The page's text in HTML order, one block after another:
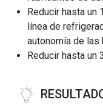
Reducir hasta un
línea de
autonomía de
Reducir hasta un